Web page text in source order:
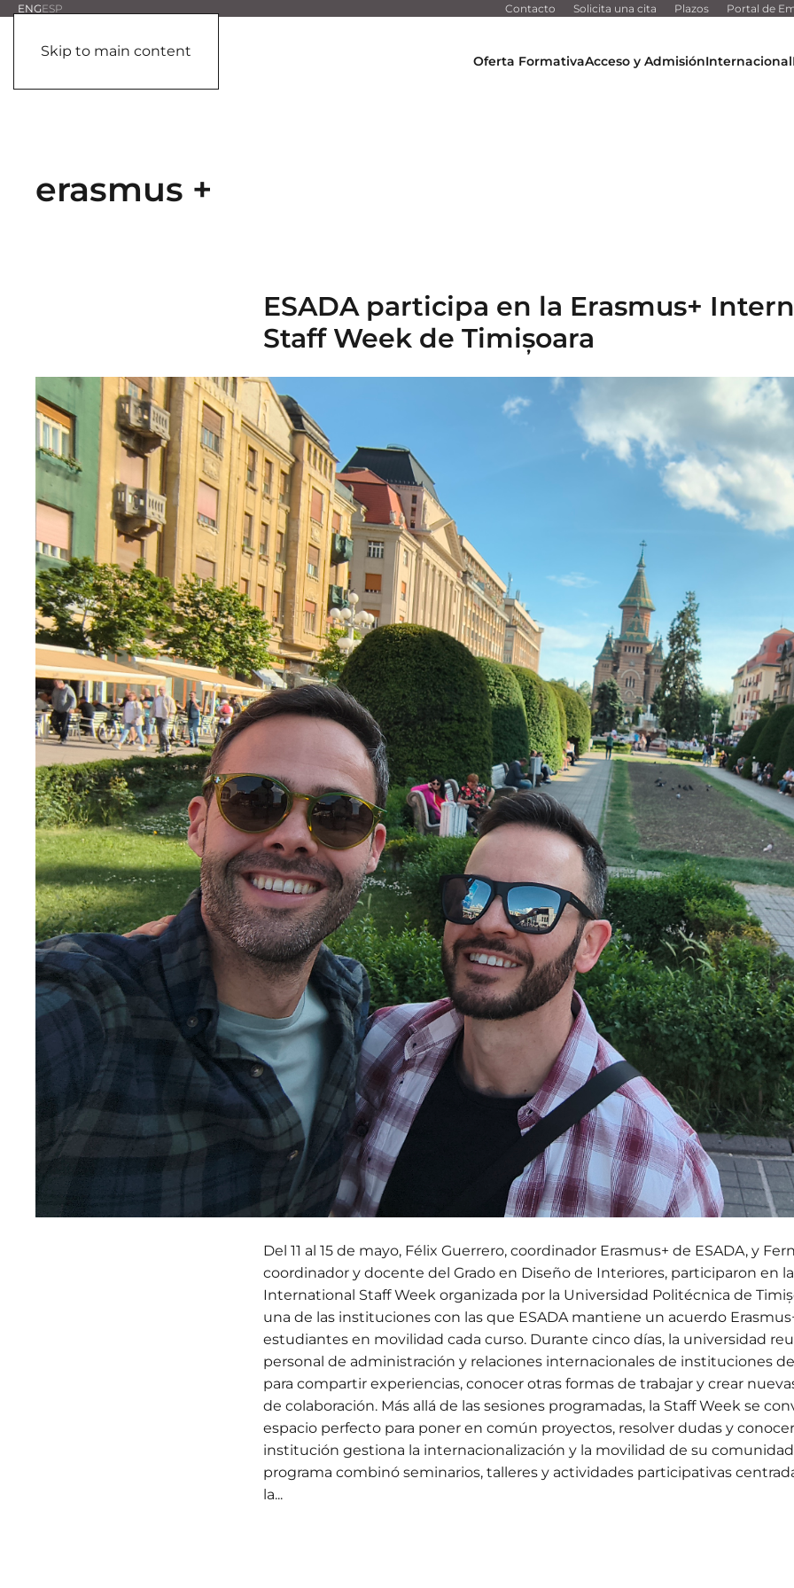
Skip to main content
ENGESP Contacto Solicita una cita Plazos Portal de
Oferta FormativaAcceso y AdmisiónInternacional
erasmus +
ESADA participa en la Erasmus+
Staff Week de Timișoara
Del 11 al 15 de mayo, Félix Guerrero, coordinador Erasmus+ de ESADA, y
coordinador y docente del Grado en Diseño de Interiores, participaron en
International Staff Week organizada por la Universidad Politécnica de
una de las instituciones con las que ESADA mantiene un acuerdo
estudiantes en movilidad cada curso. Durante cinco días, la universidad
personal de administración y relaciones internacionales de instituciones
para compartir experiencias, conocer otras formas de trabajar y crear
de colaboración. Más allá de las sesiones programadas, la Staff Week se
espacio perfecto para poner en común proyectos, resolver dudas y
institución gestiona la internacionalización y la movilidad de su
programa combinó seminarios, talleres y actividades participativas
la...